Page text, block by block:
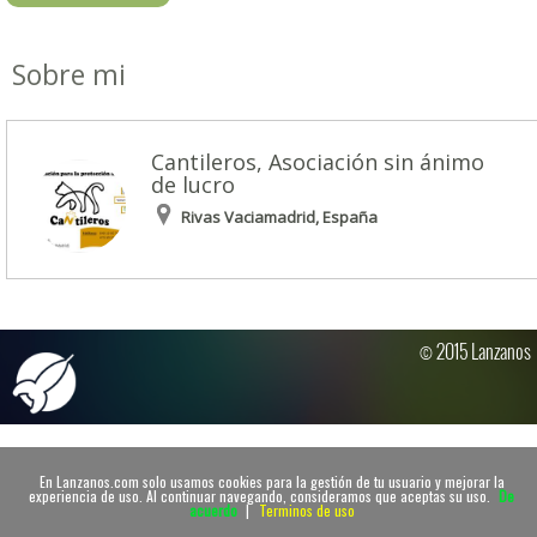
En Lanzanos.com solo usamos cookies para la gestión de tu usuario y mejorar la
experiencia de uso. Al continuar navegando, consideramos que aceptas su uso. De
acuerdo | Terminos de uso
Sobre mi
Cantileros, Asociación sin ánimo
de lucro
Rivas Vaciamadrid, España
© 2015 Lanzanos